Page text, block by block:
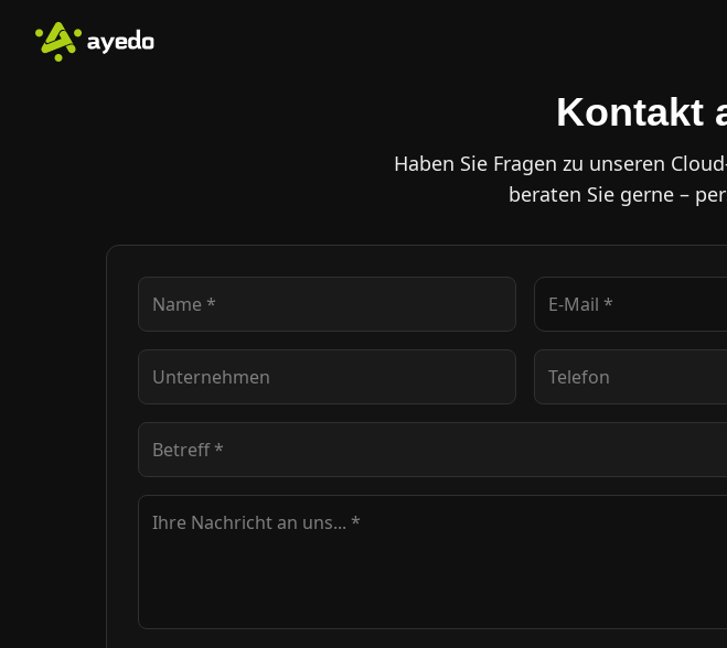
Kontakt
Haben Sie Fragen zu unseren
beraten Sie gerne –